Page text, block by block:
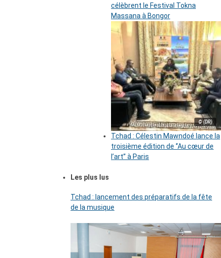
célèbrent le Festival Tokna
Massana à Bongor
© (DR)
Tchad : Célestin Mawndoé lance la
troisième édition de ‘’Au cœur de
l’art’’ à Paris
Les plus lus
Tchad : lancement des préparatifs de la fête
de la musique